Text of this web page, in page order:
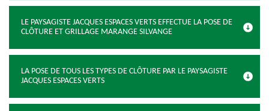
LE PAYSAGISTE JACQUES ESPACES VERTS EFFECTUE LA POSE DE
CLÔTURE ET GRILLAGE MARANGE SILVANGE
LA POSE DE TOUS LES TYPES DE CLÔTURE PAR LE PAYSAGISTE
JACQUES ESPACES VERTS